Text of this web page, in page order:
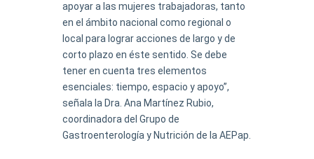
apoyar a las mujeres trabajadoras, tanto
en el ámbito nacional como regional o
local para lograr acciones de largo y de
corto plazo en éste sentido. Se debe
tener en cuenta tres elementos
esenciales: tiempo, espacio y apoyo”,
señala la Dra. Ana Martínez Rubio,
coordinadora del Grupo de
Gastroenterología y Nutrición de la AEPap.